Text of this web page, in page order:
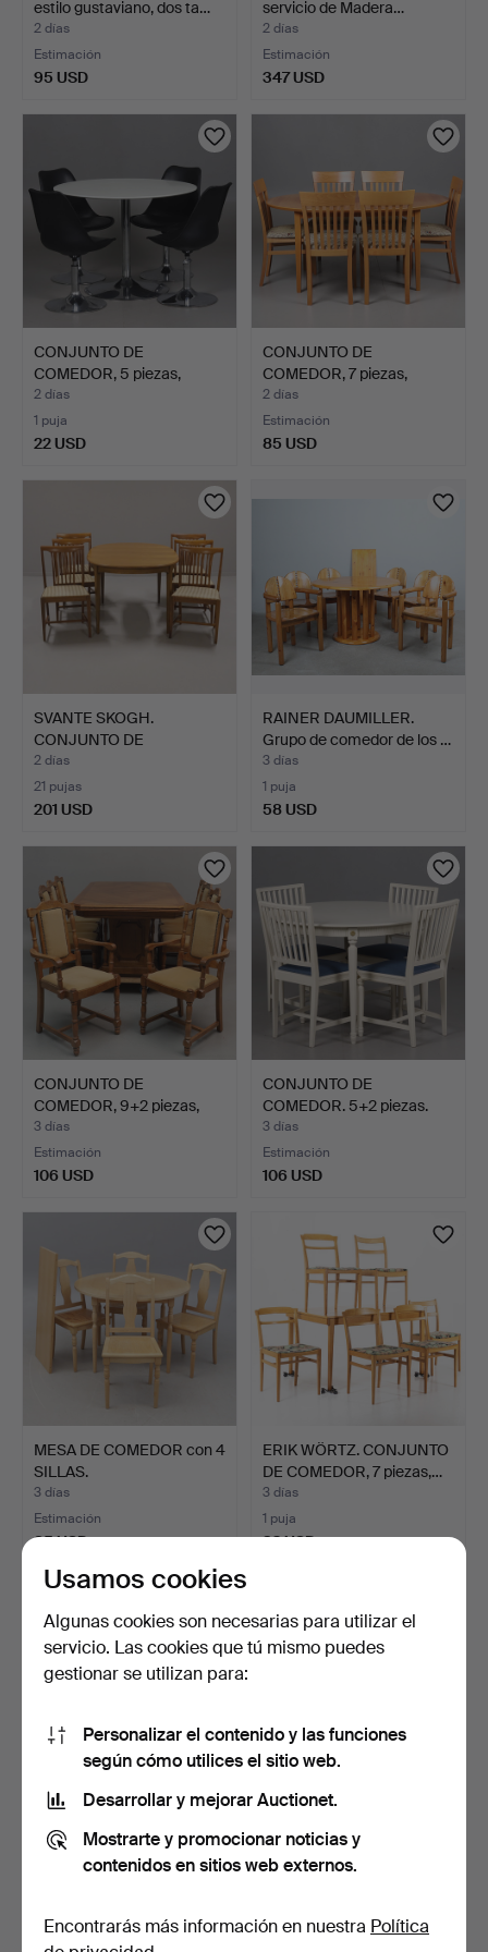
estilo gustaviano, dos ta…
2 días
Estimación
95 USD
servicio de Madera…
2 días
Estimación
347 USD
CONJUNTO DE
COMEDOR, 5 piezas,
mesa, 4 sil…
2 días
1 puja
22 USD
CONJUNTO DE
COMEDOR, 7 piezas,
madera, Ita…
2 días
Estimación
85 USD
SVANTE SKOGH.
CONJUNTO DE
COMEDOR, "VINDÖ"…
2 días
21 pujas
201 USD
RAINER DAUMILLER.
Grupo de comedor de los …
3 días
1 puja
58 USD
CONJUNTO DE
COMEDOR, 9+2 piezas,
roble, se…
3 días
Estimación
106 USD
CONJUNTO DE
COMEDOR. 5+2 piezas.
Madera pi…
3 días
Estimación
106 USD
MESA DE COMEDOR con 4
SILLAS.
3 días
Estimación
85 USD
ERIK WÖRTZ. CONJUNTO
DE COMEDOR, 7 piezas,…
3 días
1 puja
32 USD
CONJUNTO DE
COMEDOR, 7 piezas, "Axet",
COMEDOR, 5 piezas.
3 días
Usamos cookies
Algunas cookies son necesarias para utilizar el
servicio. Las cookies que tú mismo puedes
gestionar se utilizan para:
Personalizar el contenido y las funciones
según cómo utilices el sitio web.
Desarrollar y mejorar Auctionet.
Mostrarte y promocionar noticias y
contenidos en sitios web externos.
Encontrarás más información en nuestra Política